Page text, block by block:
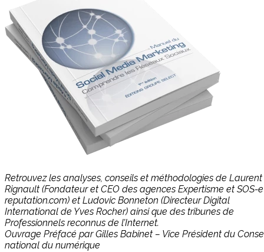
Retrouvez les analyses, conseils et méthodologies de Laurent
Rignault (Fondateur et CEO des agences Expertisme et SOS-
reputation.com) et Ludovic Bonneton (Directeur Digital
International de Yves Rocher) ainsi que des tribunes de
Professionnels reconnus de l’Internet.
Ouvrage Préfacé par Gilles Babinet – Vice Président du
national du numérique